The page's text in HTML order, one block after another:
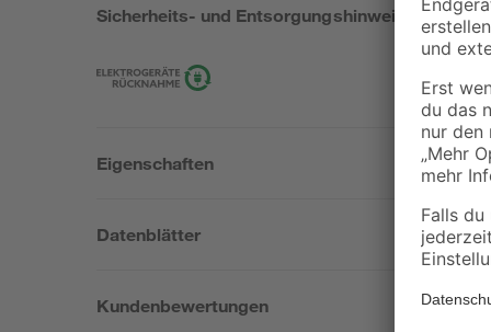
Sicherheits- und Entsorgungshinweise
Eigenschaften
Datenblätter
Kundenbewertungen